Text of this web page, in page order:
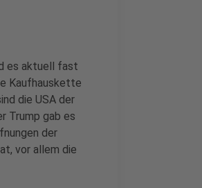
es aktuell fast
Kaufhauskette
die USA der
Trump gab es
der
vor allem die